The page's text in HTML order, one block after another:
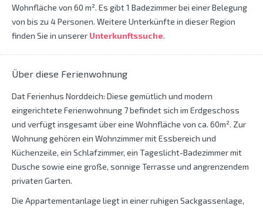
Wohnfläche von 60 m². Es gibt 1 Badezimmer bei einer Belegung
von bis zu 4 Personen. Weitere Unterkünfte in dieser Region
finden Sie in unserer Unterkunftssuche.
Über diese Ferienwohnung
Dat Ferienhus Norddeich: Diese gemütlich und modern
eingerichtete Ferienwohnung 7 befindet sich im Erdgeschoss
und verfügt insgesamt über eine Wohnfläche von ca. 60m². Zur
Wohnung gehören ein Wohnzimmer mit Essbereich und
Küchenzeile, ein Schlafzimmer, ein Tageslicht-Badezimmer mit
Dusche sowie eine große, sonnige Terrasse und angrenzendem
privaten Garten.
Die Appartementanlage liegt in einer ruhigen Sackgassenlage,